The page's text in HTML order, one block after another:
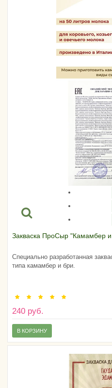
Закваска ПроСыр "Камамбер
Специально разработанная
типа камамбер и бри.
240 руб.
В КОРЗИНУ